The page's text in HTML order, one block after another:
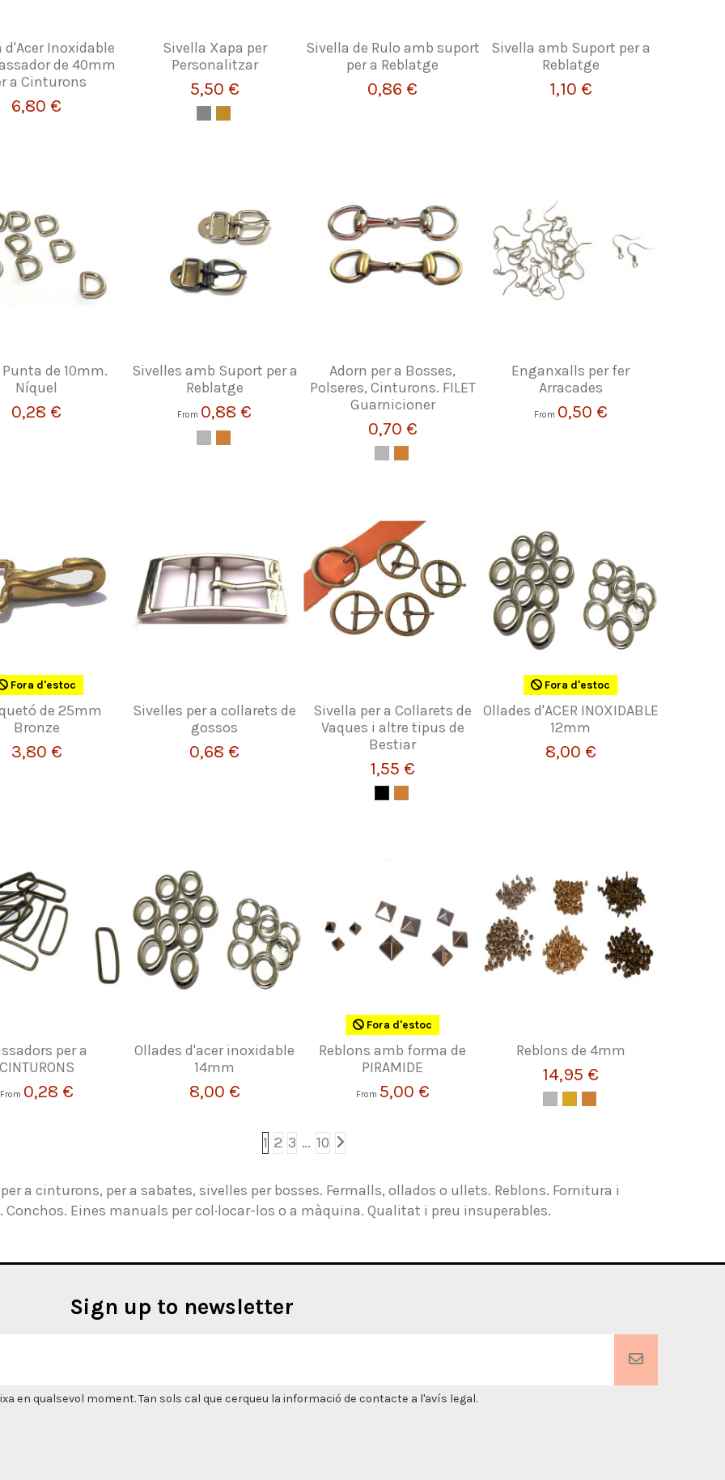
d'Acer Inoxidable
de 40mm
a Cinturons
6,80 €
Sivella Xapa per
Personalitzar
5,50 €
Sivella de Rulo amb suport
per a Reblatge
0,86 €
Sivella amb Suport per a
Reblatge
1,10 €
de 10mm.
Níquel
0,28 €
Sivelles amb Suport per a
Reblatge
From 0,88 €
Adorn per a Bosses,
Polseres, Cinturons. FILET
Guarnicioner
0,70 €
Enganxalls per fer
Arracades
From 0,50 €
Fora d'estoc
de 25mm
Bronze
3,80 €
Sivelles per a collarets de
gossos
0,68 €
Sivella per a Collarets de
Vaques i altre tipus de
Bestiar
1,55 €
Fora d'estoc
Ollades d'ACER INOXIDABLE
12mm
8,00 €
per a
From 0,28 €
Ollades d'acer inoxidable
14mm
8,00 €
Fora d'estoc
Reblons amb forma de
PIRAMIDE
From 5,00 €
Reblons de 4mm
14,95 €
1 2 3 … 10
per a cinturons, per a sabates, sivelles per bosses. Fermalls, ollados o ullets. Reblons. Fornitura i
. Conchos. Eines manuals percol·locar-los o a màquina. Qualitat i preu insuperables.
Sign up to newsletter
en qualsevol moment. Tan sols cal que cerqueu la informació de contacte a l'avís legal.